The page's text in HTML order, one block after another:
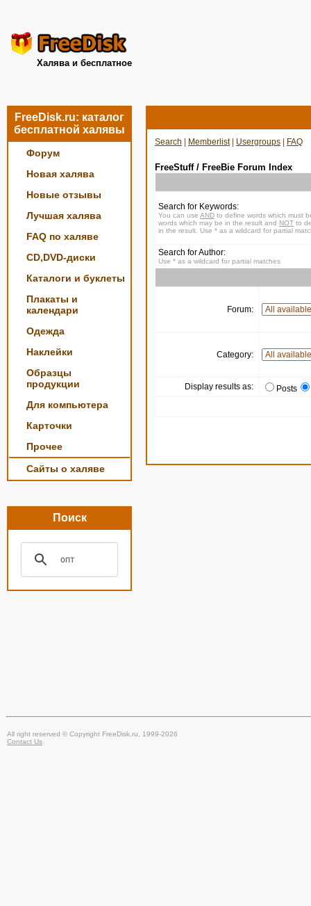
Халява и бесплатное
FreeDisk.ru: каталог
бесплатной халявы
Форум
Новая халява
Новые отзывы
Лучшая халява
FAQ по халяве
CD,DVD-диски
Каталоги и буклеты
Плакаты и
календари
Одежда
Наклейки
Образцы
продукции
Для компьютера
Карточки
Прочее
Сайты о халяве
Поиск
Search Memberlist| Usergroups FAQ
FreeStuff / FreeBie Forum Index
Search for Keywords:
You can use AND to define words which must
words which may be in the result and NOT to
in the result. Use * as a wildcard for partial
Search for Author:
Use * as a wildcard for partial matches
Forum:
Category:
Display results as: Posts
All right reserved © Copyright FreeDisk.ru, 1999-2026
Contact Us